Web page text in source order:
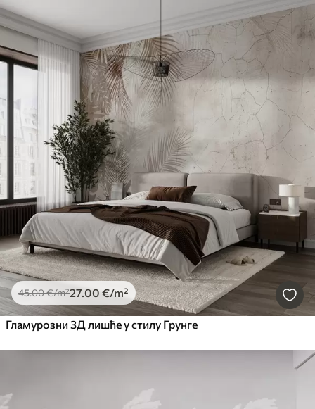
45.00€/m²27.00 €/m²
Гламурозни 3Д лишће у стилу Грунге